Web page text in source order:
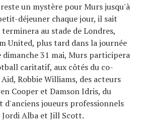
un mystère pour Murs jusqu'à
déjeuner chaque jour, il sait
au stade de Londres,
United, plus tard dans la journée
dimanche 31 mai, Murs participera
caritatif, aux côtés du co-
Robbie Williams, des acteurs
Cooper et Damson Idris, du
d'anciens joueurs professionnels
Jordi Alba et Jill Scott.